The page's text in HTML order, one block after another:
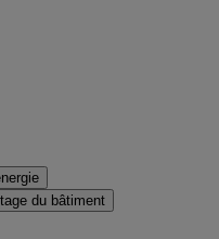
du bâtiment